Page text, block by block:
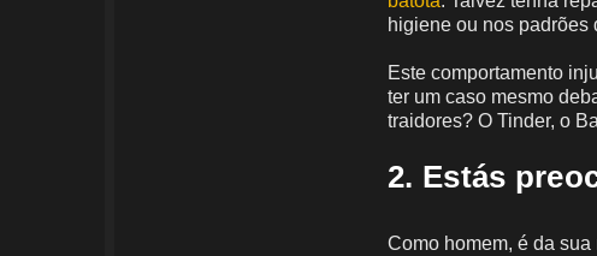
higiene ou nos padrões
Este comportamento
ter um caso mesmo
traidores? O Tinder, o
2. Estás
Como homem, é da